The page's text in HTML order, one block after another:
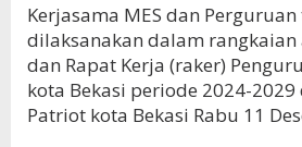
Kerjasama MES dan
dilaksanakan dalam rangkaian
dan Rapat Kerja (raker)
kota Bekasi periode 2024-
Patriot kota Bekasi Rabu 11